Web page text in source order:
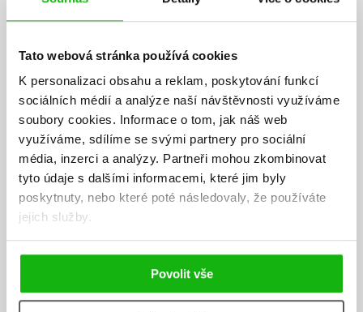
Tato webová stránka používá cookies
K personalizaci obsahu a reklam, poskytování funkcí
sociálních médií a analýze naší návštěvnosti využíváme
soubory cookies. Informace o tom, jak náš web
využíváme, sdílíme se svými partnery pro sociální
média, inzerci a analýzy. Partneři mohou zkombinovat
tyto údaje s dalšími informacemi, které jim byly
poskytnuty, nebo které poté následovaly, že používáte
jejich služby.
Povolit vše